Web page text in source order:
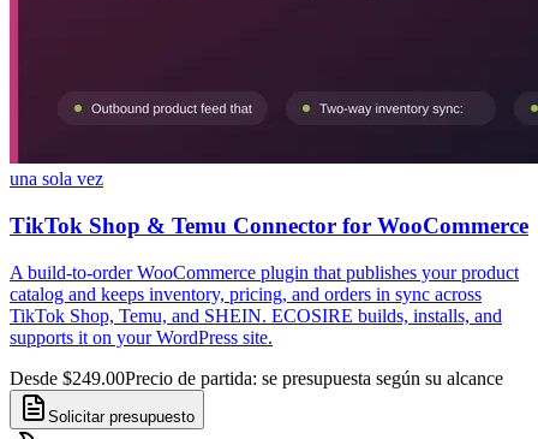
una sola vez
TikTok Shop & Temu Connector for WooCommerce
A build-to-order WooCommerce plugin that publishes your product
catalog and keeps inventory, pricing, and orders in sync across
TikTok Shop, Temu, and SHEIN. ECOSIRE builds, installs, and
supports it on your WordPress site.
Desde $249.00Precio de partida: se presupuesta según su alcance
Solicitar presupuesto